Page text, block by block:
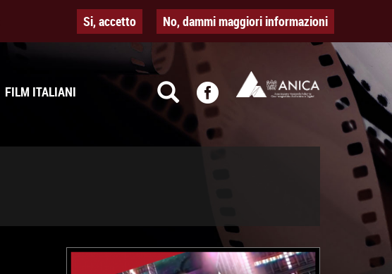
Si, accetto No, dammi maggiori informazioni
FILM ITALIANI